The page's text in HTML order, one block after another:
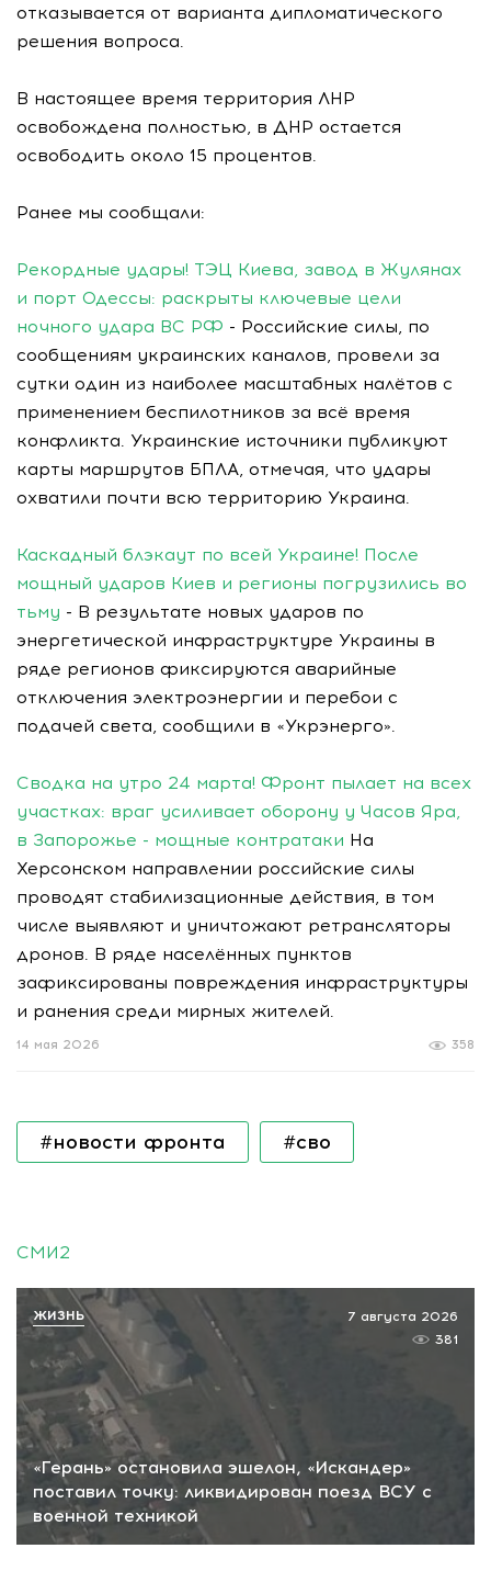
отказывается от варианта дипломатического
решения вопроса.
В настоящее время территория ЛНР
освобождена полностью, в ДНР остается
освободить около 15 процентов.
Ранее мы сообщали:
Рекордные удары! ТЭЦ Киева, завод в Жулянах
и порт Одессы: раскрыты ключевые цели
ночного удара ВС РФ - Российские силы, по
сообщениям украинских каналов, провели за
сутки один из наиболее масштабных налётов с
применением беспилотников за всё время
конфликта. Украинские источники публикуют
карты маршрутов БПЛА, отмечая, что удары
охватили почти всю территорию Украина.
Каскадный блэкаут по всей Украине! После
мощный ударов Киев и регионы погрузились во
тьму - В результате новых ударов по
энергетической инфраструктуре Украины в
ряде регионов фиксируются аварийные
отключения электроэнергии и перебои с
подачей света, сообщили в «Укрэнерго».
Сводка на утро 24 марта! Фронт пылает на всех
участках: враг усиливает оборону у Часов Яра,
в Запорожье - мощные контратаки На
Херсонском направлении российские силы
проводят стабилизационные действия, в том
числе выявляют и уничтожают ретрансляторы
дронов. В ряде населённых пунктов
зафиксированы повреждения инфраструктуры
и ранения среди мирных жителей.
358
14 мая 2026
#новости фронта #сво
СМИ2
«Герань» остановила эшелон, «Искандер»
поставил точку: ликвидирован поезд ВСУ с
военной техникой
7 августа 2026
381
ЖИЗНЬ